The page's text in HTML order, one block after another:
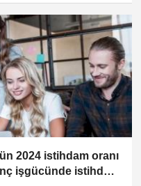
2024 istihdam oranı
işgücünde istihdam